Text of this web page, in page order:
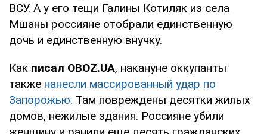
ВСУ. А у его тещи Галины Котиляк из села
Мшаны россияне отобрали единственную
дочь и единственную внучку.
Как писал OBOZ.UA, накануне оккупанты
также нанесли массированный удар по
Запорожью. Там повреждены десятки жилых
домов, нежилые здания. Россияне убили